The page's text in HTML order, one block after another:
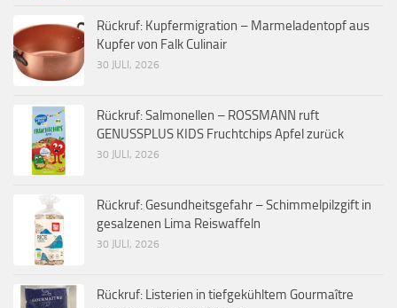
Rückruf: Kupfermigration – Marmeladentopf aus
Kupfer von Falk Culinair
30 JULI, 2026
Rückruf: Salmonellen – ROSSMANN ruft
GENUSSPLUS KIDS Fruchtchips Apfel zurück
30 JULI, 2026
Rückruf: Gesundheitsgefahr – Schimmelpilzgift in
gesalzenen Lima Reiswaffeln
30 JULI, 2026
Rückruf: Listerien in tiefgekühltem Gourmaître